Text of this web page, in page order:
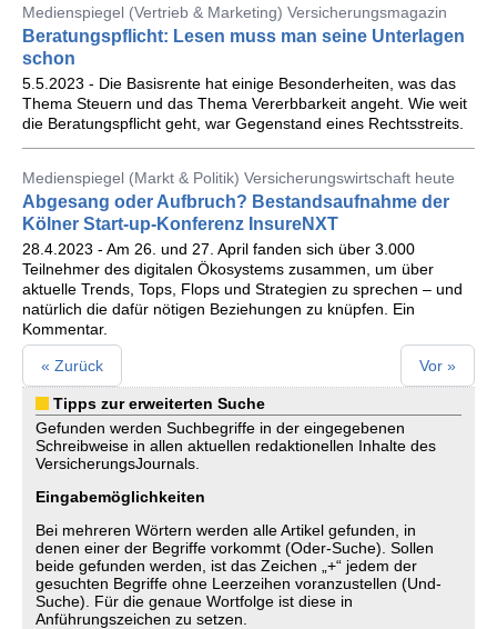
Medienspiegel (Vertrieb & Marketing) Versicherungsmagazin
Beratungspflicht: Lesen muss man seine Unterlagen
schon
5.5.2023 - Die Basisrente hat einige Besonderheiten, was das
Thema Steuern und das Thema Vererbbarkeit angeht. Wie weit
die Beratungspflicht geht, war Gegenstand eines Rechtsstreits.
Medienspiegel (Markt & Politik) Versicherungswirtschaft heute
Abgesang oder Aufbruch? Bestandsaufnahme der
Kölner Start-up-Konferenz InsureNXT
28.4.2023 - Am 26. und 27. April fanden sich über 3.000
Teilnehmer des digitalen Ökosystems zusammen, um über
aktuelle Trends, Tops, Flops und Strategien zu sprechen – und
natürlich die dafür nötigen Beziehungen zu knüpfen. Ein
Kommentar.
« Zurück Vor »
Tipps zur erweiterten Suche
Gefunden werden Suchbegriffe in der eingegebenen
Schreibweise in allen aktuellen redaktionellen Inhalte des
VersicherungsJournals.
Eingabemöglichkeiten
Bei mehreren Wörtern werden alle Artikel gefunden, in
denen einer der Begriffe vorkommt (Oder-Suche). Sollen
beide gefunden werden, ist das Zeichen „+“ jedem der
gesuchten Begriffe ohne Leerzeihen voranzustellen (Und-
Suche). Für die genaue Wortfolge ist diese in
Anführungszeichen zu setzen.